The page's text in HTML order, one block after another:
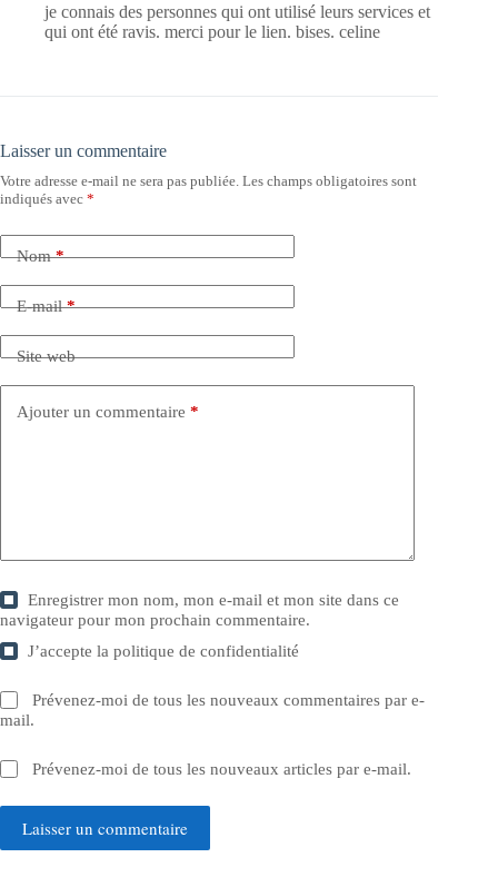
je connais des personnes qui ont utilisé leurs services et
qui ont été ravis. merci pour le lien. bises. celine
Laisser un commentaire
Votre adresse e-mail ne sera pas publiée. Les champs obligatoires sont
indiqués avec *
Nom*
E-mail*
Site web
Ajouter un commentaire *
Enregistrer mon nom, mon e-mail et mon site dans ce
navigateur pour mon prochain commentaire.
J’accepte lapolitique de confidentialité
Prévenez-moi de tous les nouveaux commentaires par e-
mail.
Prévenez-moi de tous les nouveaux articles par e-mail.
Laisser un commentaire